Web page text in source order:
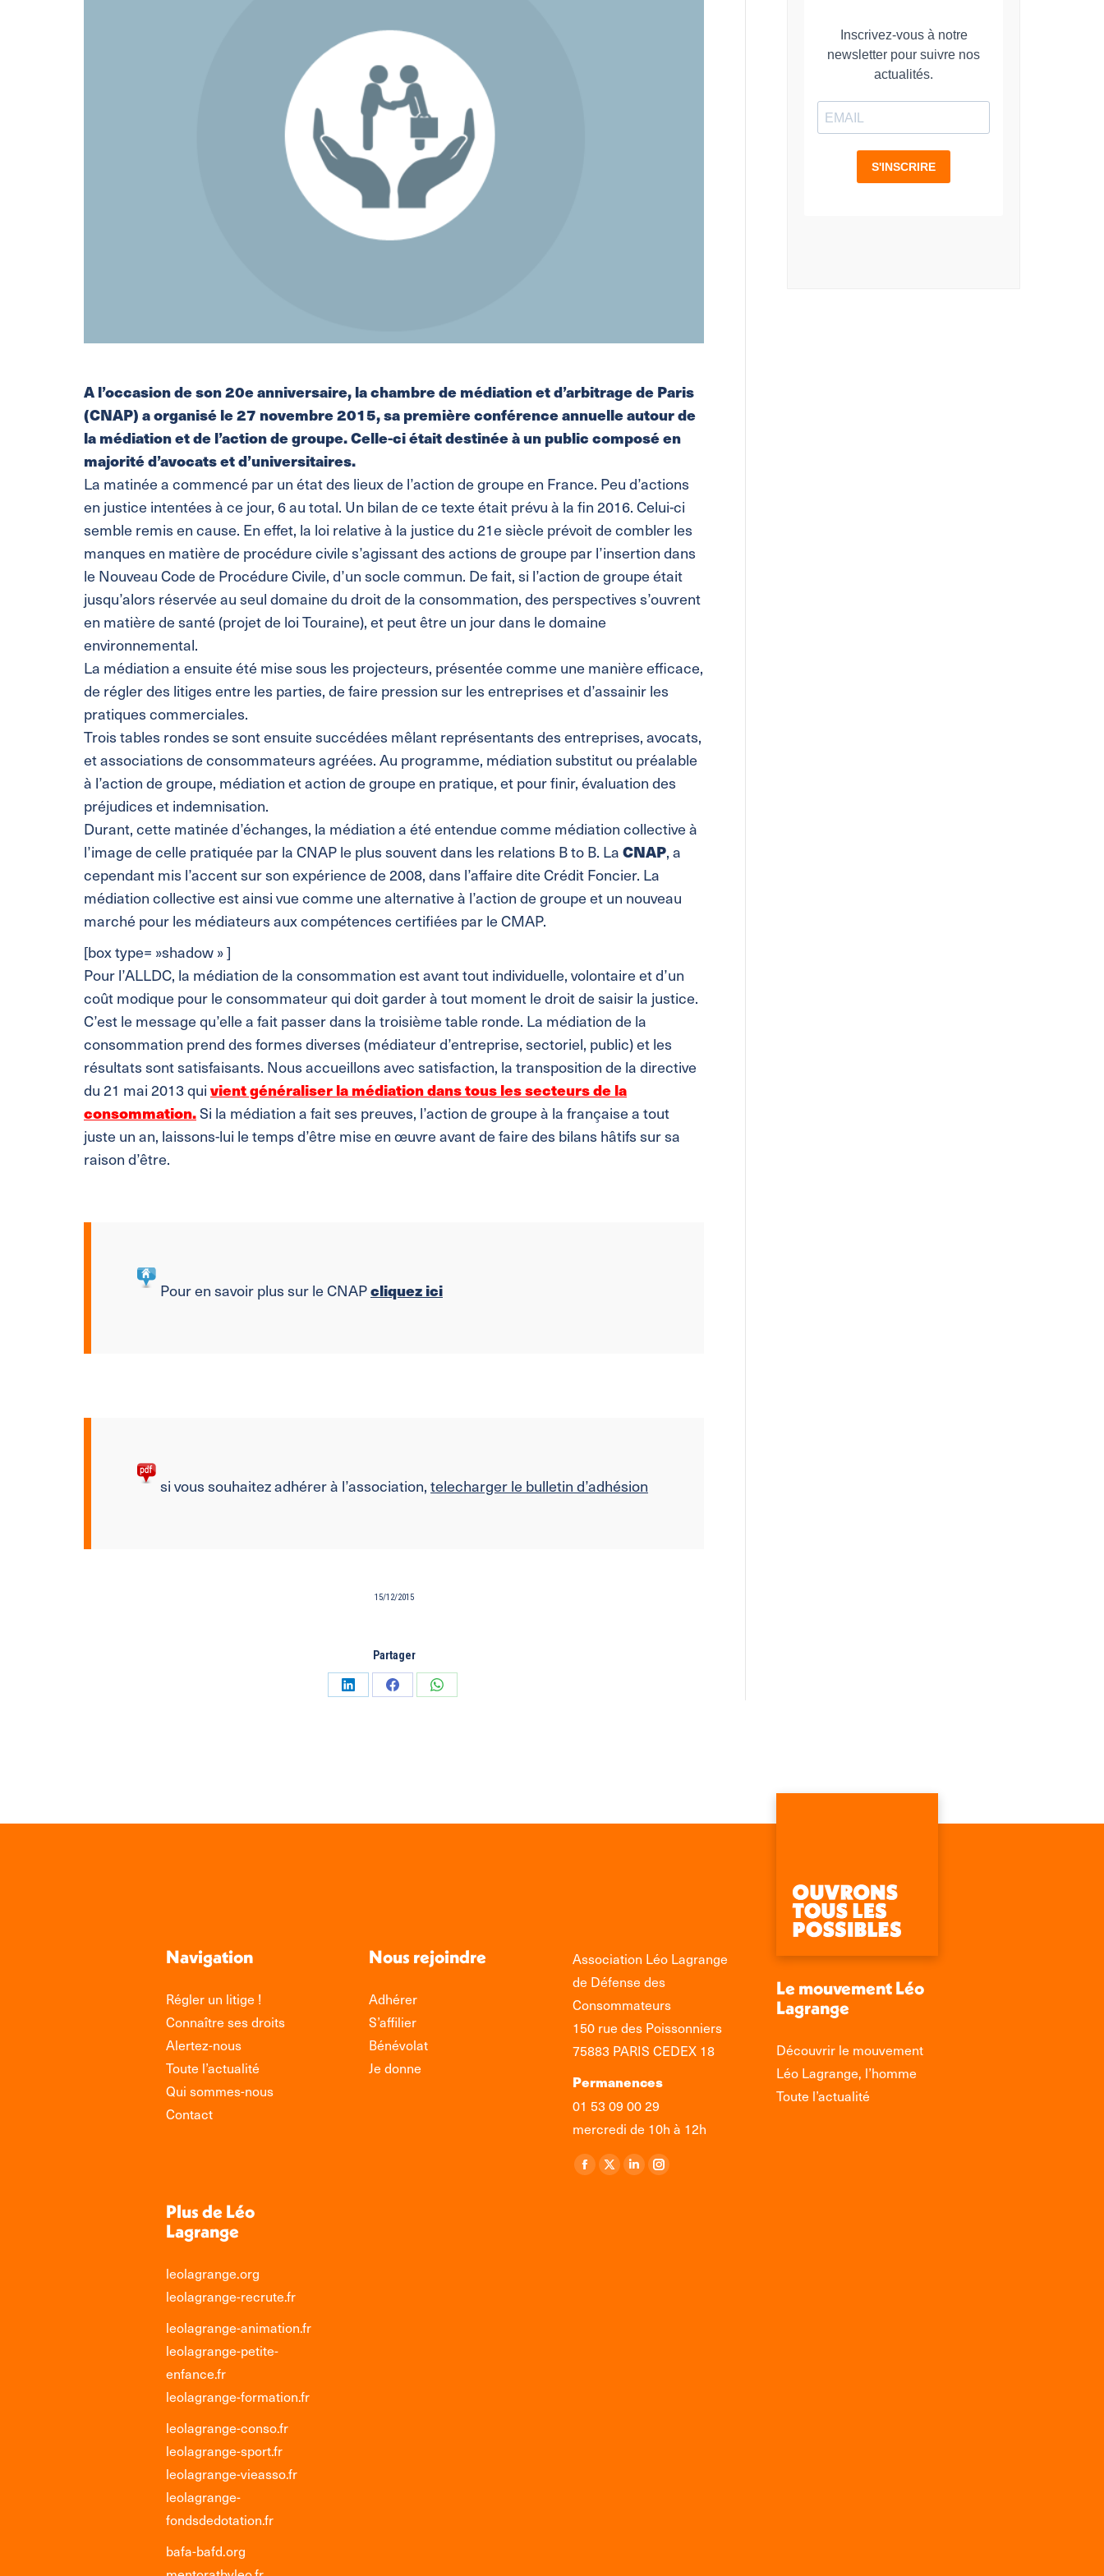
A l’occasion de son 20e anniversaire, la chambre de médiation et d’arbitrage de Paris
(CNAP) a organisé le 27 novembre 2015, sa première conférence annuelle autour de
la médiation et de l’action de groupe. Celle-ci était destinée à un public composé en
majorité d’avocats et d’universitaires.
La matinée a commencé par un état des lieux de l’action de groupe en France. Peu d’actions
en justice intentées à ce jour, 6 au total. Un bilan de ce texte était prévu à la fin 2016. Celui-ci
semble remis en cause. En effet, la loi relative à la justice du 21e siècle prévoit de combler les
manques en matière de procédure civile s’agissant des actions de groupe par l’insertion dans
le Nouveau Code de Procédure Civile, d’un socle commun. De fait, si l’action de groupe était
jusqu’alors réservée au seul domaine du droit de la consommation, des perspectives s’ouvrent
en matière de santé (projet de loi Touraine), et peut être un jour dans le domaine
environnemental.
La médiation a ensuite été mise sous les projecteurs, présentée comme une manière efficace,
de régler des litiges entre les parties, de faire pression sur les entreprises et d’assainir les
pratiques commerciales.
Trois tables rondes se sont ensuite succédées mêlant représentants des entreprises, avocats,
et associations de consommateurs agréées. Au programme, médiation substitut ou préalable
à l’action de groupe, médiation et action de groupe en pratique, et pour finir, évaluation des
préjudices et indemnisation.
Durant, cette matinée d’échanges, la médiation a été entendue comme médiation collective à
l’image de celle pratiquée par la CNAP le plus souvent dans les relations B to B. LaCNAP, a
cependant mis l’accent sur son expérience de 2008, dans l’affaire dite Crédit Foncier. La
médiation collective est ainsi vue comme une alternative à l’action de groupe et un nouveau
marché pour les médiateurs aux compétences certifiées par le CMAP.
[box type= »shadow » ]
Pour l’ALLDC, la médiation de la consommation est avant tout individuelle, volontaire et d’un
coût modique pour le consommateur qui doit garder à tout moment le droit de saisir la justice.
C’est le message qu’elle a fait passer dans la troisième table ronde. La médiation de la
consommation prend des formes diverses (médiateur d’entreprise, sectoriel, public) et les
résultats sont satisfaisants. Nous accueillons avec satisfaction, la transposition de la directive
du 21 mai 2013 quivient généraliser la médiation dans tous les secteurs de la
consommation.Si la médiation a fait ses preuves, l’action de groupe à la française a tout
juste un an, laissons-lui le temps d’être mise en œuvre avant de faire des bilans hâtifs sur sa
raison d’être.
Pour en savoir plus sur le CNAPcliquez ici
si vous souhaitez adhérer à l’association,telecharger le bulletin d’adhésion
15/12/2015
Partager
PartagerPartagerPartager
Navigation
Régler un litige !
Connaître ses droits
Alertez-nous
Toute l’actualité
Qui sommes-nous
Contact
Nous rejoindre
Adhérer
S’affilier
Bénévolat
Je donne
Association Léo Lagrange
de Défense des
Consommateurs
150 rue des Poissonniers
75883 PARIS CEDEX 18
Permanences
01 53 09 00 29
mercredi de 10h à 12h
Retrouvez-nous sur :
La
La
La
La
Le mouvement Léo
Lagrange
Découvrir le mouvement
Léo Lagrange, l’homme
Toute l’actualité
Plus de Léo
Lagrange
leolagrange.org
leolagrange-recrute.fr
leolagrange-animation.fr
leolagrange-petite-
enfance.fr
leolagrange-formation.fr
leolagrange-conso.fr
leolagrange-sport.fr
leolagrange-vieasso.fr
leolagrange-
fondsdedotation.fr
bafa-bafd.org